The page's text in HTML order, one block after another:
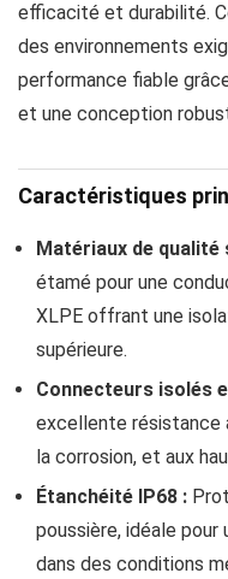
efficacité et durabilité.
des environnements
performance fiable
et une conception
Caractéristiques
Matériaux de qualité
étamé pour une
XLPE offrant une
supérieure.
Connecteurs isolés
excellente résistance
la corrosion, et aux
Étanchéité IP68 :
poussière, idéale
dans des conditions